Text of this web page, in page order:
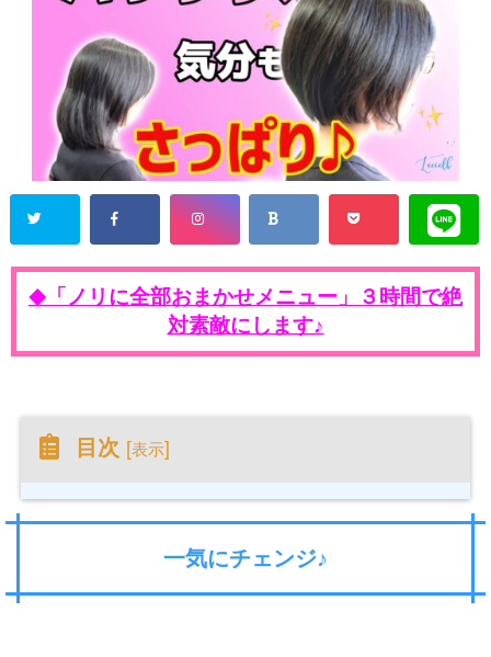
◆
「ノリに全部おまかせメニュー」３時間で絶
対素敵にします♪
目次 [表示]
一気にチェンジ♪